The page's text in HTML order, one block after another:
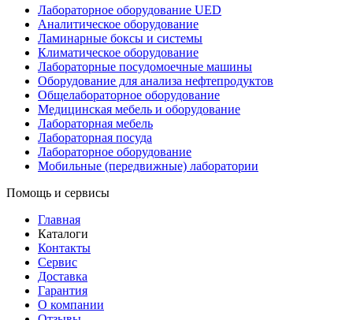
Лабораторное оборудование UED
Аналитическое оборудование
Ламинарные боксы и системы
Климатическое оборудование
Лабораторные посудомоечные машины
Оборудование для анализа нефтепродуктов
Общелабораторное оборудование
Медицинская мебель и оборудование
Лабораторная мебель
Лабораторная посуда
Лабораторное оборудование
Мобильные (передвижные) лаборатории
Помощь и сервисы
Главная
Каталоги
Контакты
Сервис
Доставка
Гарантия
О компании